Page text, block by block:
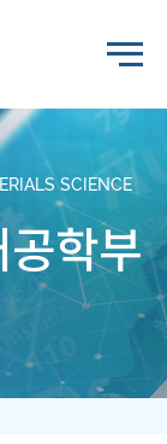
SCIENCE
학부